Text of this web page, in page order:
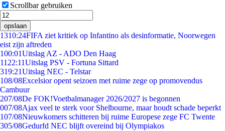
Scrollbar gebruiken
opslaan
1310:24FIFA ziet kritiek op Infantino als desinformatie, Noorwegen
eist zijn aftreden
100:01Uitslag AZ - ADO Den Haag
11 22:11Uitslag PSV - Fortuna Sittard
319:21Uitslag NEC - Telstar
108/08Excelsior opent seizoen met ruime zege op promovendus
Cambuur
207/08De FOK!Voetbalmanager 2026/2027 is begonnen
007/08Ajax veel te sterk voor Shelbourne, maar houdt schade beperkt
107/08Nieuwkomers schitteren bij ruime Europese zege FC Twente
305/08Gedurfd NEC blijft overeind bij Olympiakos